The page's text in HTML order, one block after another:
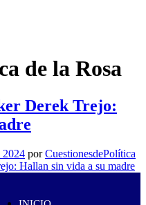
de la Rosa
Derek Trejo:
2024 porCuestionesdePolítica